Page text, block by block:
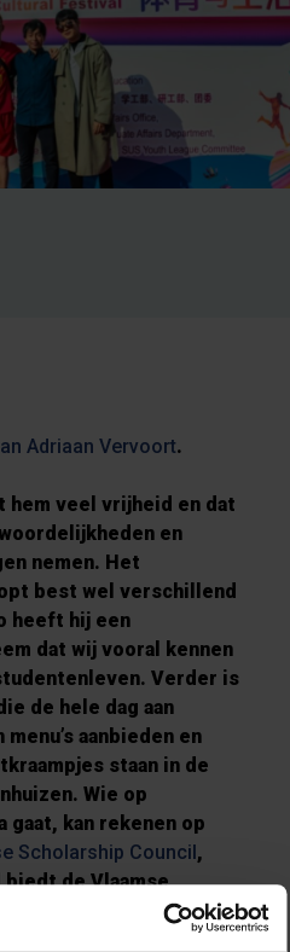
Adriaan Vervoort.
veel vrijheid en dat
en
nemen. Het
best wel verschillend
heeft hij een
dat wij vooral kennen
Verder is
de hele dag aan
aanbieden en
staan in de
Wie op
gaat, kan rekenen op
Scholarship Council,
biedt de Vlaamse
aan. Iets wat Hagar zal
is dat China op